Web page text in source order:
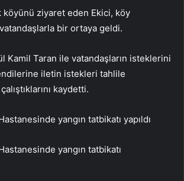
köyünü ziyaret eden Ekici, köy
bir ortaya geldi.
Kamil Taran ile vatandaşların isteklerini
iletin istekleri tahlile
kaydetti.
yangın tatbikatı yapıldı
yangın tatbikatı